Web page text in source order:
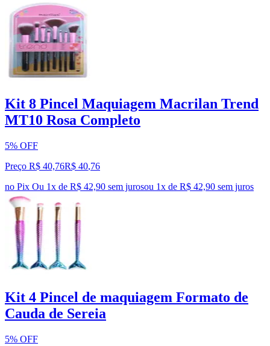
Kit 8 Pincel Maquiagem Macrilan Trend
MT10 Rosa Completo
5% OFF
Preço R$ 40,76R$ 40,76
no Pix Ou 1x de R$ 42,90 sem jurosou 1x de R$ 42,90 sem juros
Kit 4 Pincel de maquiagem Formato de
Cauda de Sereia
5% OFF